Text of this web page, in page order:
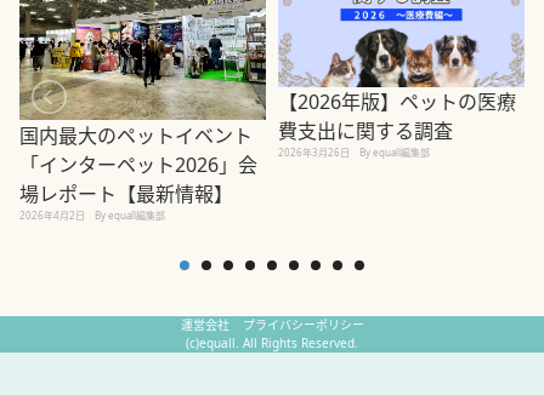
国内最大のペットイベント
「インターペット2026」会
場レポート【最新情報】
2026年4月2日 By equall編集部
【2026年版】ペットの医療
費支出に関する調査
2026年3月26日 By equall編集部
運営会社
プライバシーポリシー
(c)equall. All Rights Reserved.